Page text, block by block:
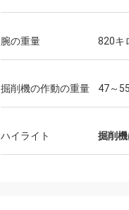
腕の重量 820キ
掘削機の作動の重量 47～
ハイライト 掘削